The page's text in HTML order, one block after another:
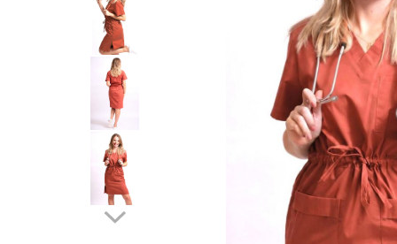
Halate medicale
Halate medicale femei
Halate medicale barbati
Halate medicale P2 cu fluturas
Halate medicale cu nasturi
Halate medicale cu fermoar
Halate medicale polar - unisex